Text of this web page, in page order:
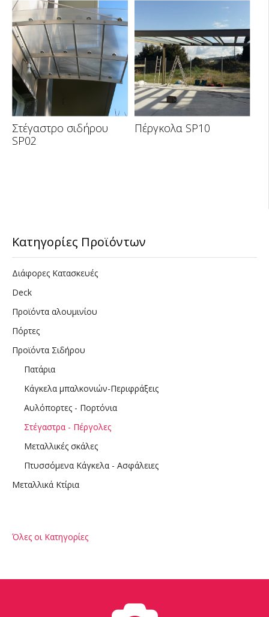
Στέγαστρο σιδήρου
SP02
Πέργκολα SP10
Κατηγορίες Προϊόντων
Διάφορες Κατασκευές
Deck
Προϊόντα αλουμινίου
Πόρτες
Προϊόντα Σιδήρου
Πατάρια
Κάγκελα μπαλκονιών-Περιφράξεις
Αυλόπορτες - Πορτόνια
Στέγαστρα - Πέργολες
Μεταλλικές σκάλες
Πτυσσόμενα Κάγκελα - Ασφάλειες
Μεταλλικά Κτίρια
Όλες οι Κατηγορίες